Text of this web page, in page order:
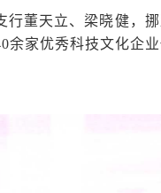
董天立、梁晓健，
家优秀科技文化企业